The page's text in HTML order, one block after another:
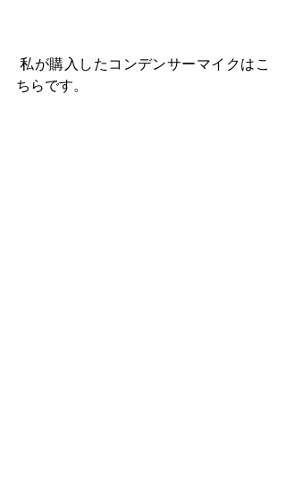
私が購入したコンデンサーマイクはこ
ちらです。